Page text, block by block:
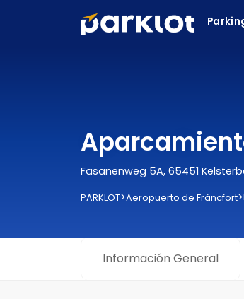
Fasanenweg 5A, 65451
PARKLOT>Aeropuerto de Fráncfort>
Información General